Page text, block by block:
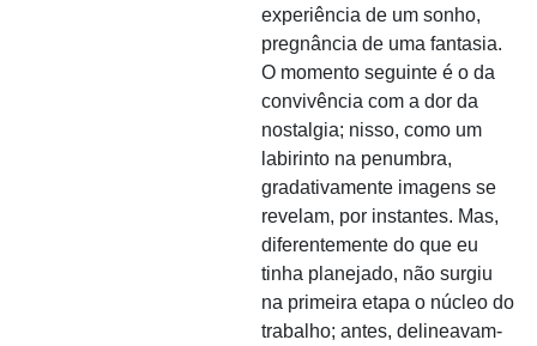
experiência de um sonho,
pregnância de uma fantasia.
O momento seguinte é o da
convivência com a dor da
nostalgia; nisso, como um
labirinto na penumbra,
gradativamente imagens se
revelam, por instantes. Mas,
diferentemente do que eu
tinha planejado, não surgiu
na primeira etapa o núcleo do
trabalho; antes, delineavam-